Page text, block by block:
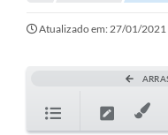
Atualizado em: 27/01/2021